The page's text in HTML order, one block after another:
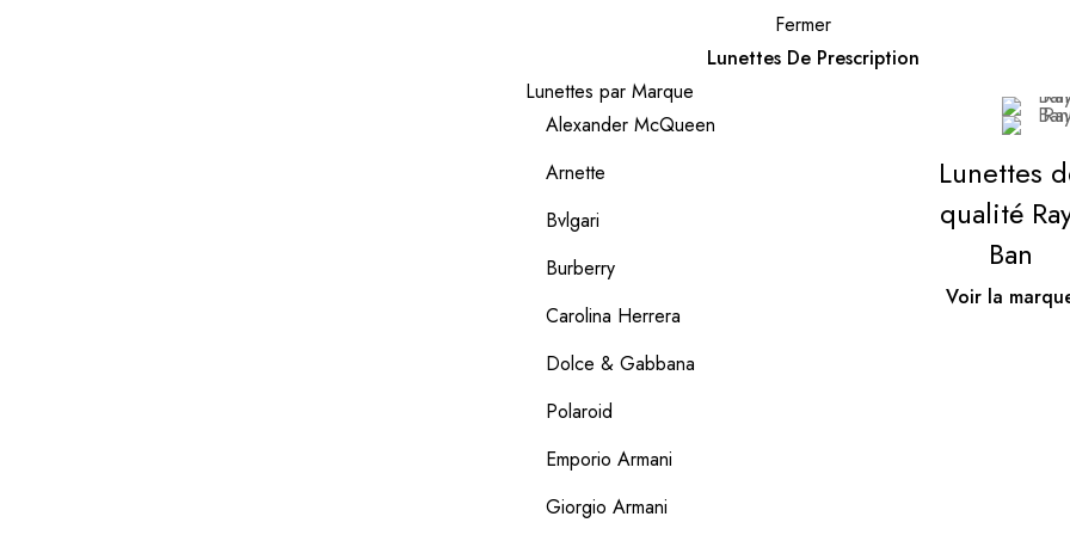
Fermer
Lunettes De Prescription
Lunettes par Marque
Alexander McQueen
Arnette
Bvlgari
Burberry
Carolina Herrera
Dolce & Gabbana
Polaroid
Emporio Armani
Giorgio Armani
Lunettes
qualité
Ban
Voir la